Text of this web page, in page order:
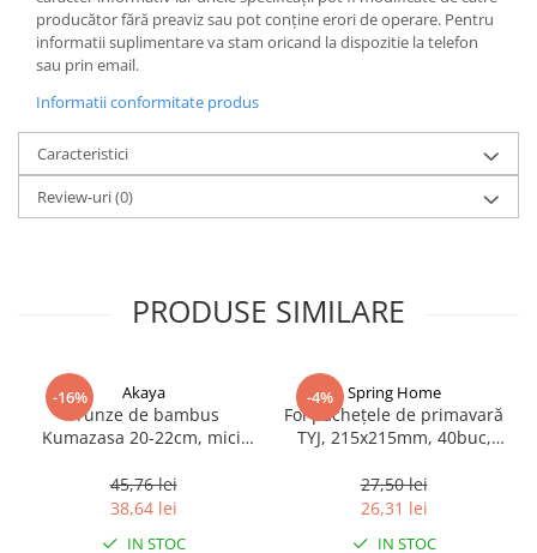
producător fără preaviz sau pot conţine erori de operare. Pentru
informatii suplimentare va stam oricand la dispozitie la telefon
sau prin email.
Informatii conformitate produs
Caracteristici
Review-uri(0)
PRODUSE SIMILARE
-16% Akaya
Frunze de bambus
Kumazasa 20-22cm, mici,
45,76 lei
38,64 lei
IN STOC
-4% Spring Home
Foi pachețele de primavară
TYJ, 215x215mm, 40buc,
27,50 lei
26,31 lei
IN STOC